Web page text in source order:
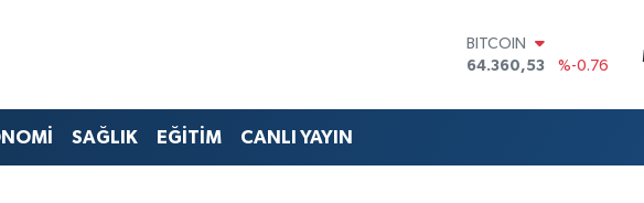
DOLAR
47,7069
%0.17
55,0265
%0.01
SAĞLIK EĞİTİM CANLI YAYIN